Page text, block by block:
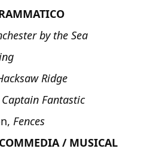
by the Sea
Ridge
Captain Fantastic
Fences
/ MUSICAL